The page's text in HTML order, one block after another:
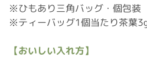
※ひもあり三角バッグ・個包装
※ティーバッグ1個当たり茶葉3g
【おいしい入れ方】